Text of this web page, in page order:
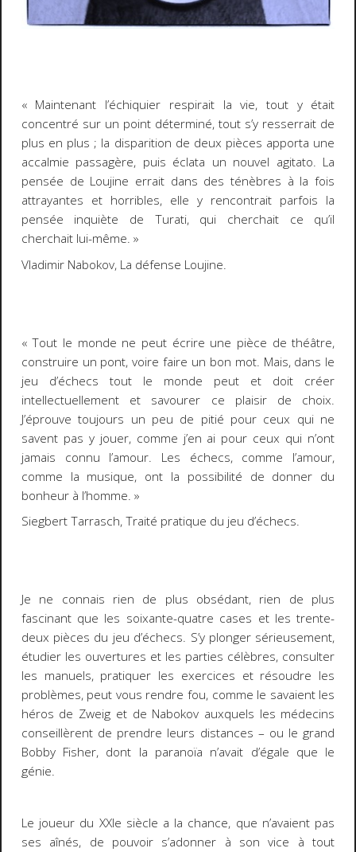
« Maintenant l’échiquier respirait la vie, tout y était
concentré sur un point déterminé, tout s’y resserrait de
plus en plus ; la disparition de deux pièces apporta une
accalmie passagère, puis éclata un nouvel agitato. La
pensée de Loujine errait dans des ténèbres à la fois
attrayantes et horribles, elle y rencontrait parfois la
pensée inquiète de Turati, qui cherchait ce qu’il
cherchait lui-même. »
Vladimir Nabokov, La défense Loujine.
« Tout le monde ne peut écrire une pièce de théâtre,
construire un pont, voire faire un bon mot. Mais, dans le
jeu d’échecs tout le monde peut et doit créer
intellectuellement et savourer ce plaisir de choix.
J’éprouve toujours un peu de pitié pour ceux qui ne
savent pas y jouer, comme j’en ai pour ceux qui n’ont
jamais connu l’amour. Les échecs, comme l’amour,
comme la musique, ont la possibilité de donner du
bonheur à l’homme. »
Siegbert Tarrasch,Traité pratique du jeu d’échecs.
Je ne connais rien de plus obsédant, rien de plus
fascinant que les soixante-quatre cases et les trente-
deux pièces du jeu d’échecs. S’y plonger sérieusement,
étudier les ouvertures et les parties célèbres, consulter
les manuels, pratiquer les exercices et résoudre les
problèmes, peut vous rendre fou, comme le savaient les
héros de Zweig et de Nabokov auxquels les médecins
conseillèrent de prendre leurs distances – ou le grand
Bobby Fisher, dont la paranoïa n’avait d’égale que le
génie.
Le joueur du XXIe siècle a la chance, que n’avaient pas
ses aînés, de pouvoir s’adonner à son vice à tout